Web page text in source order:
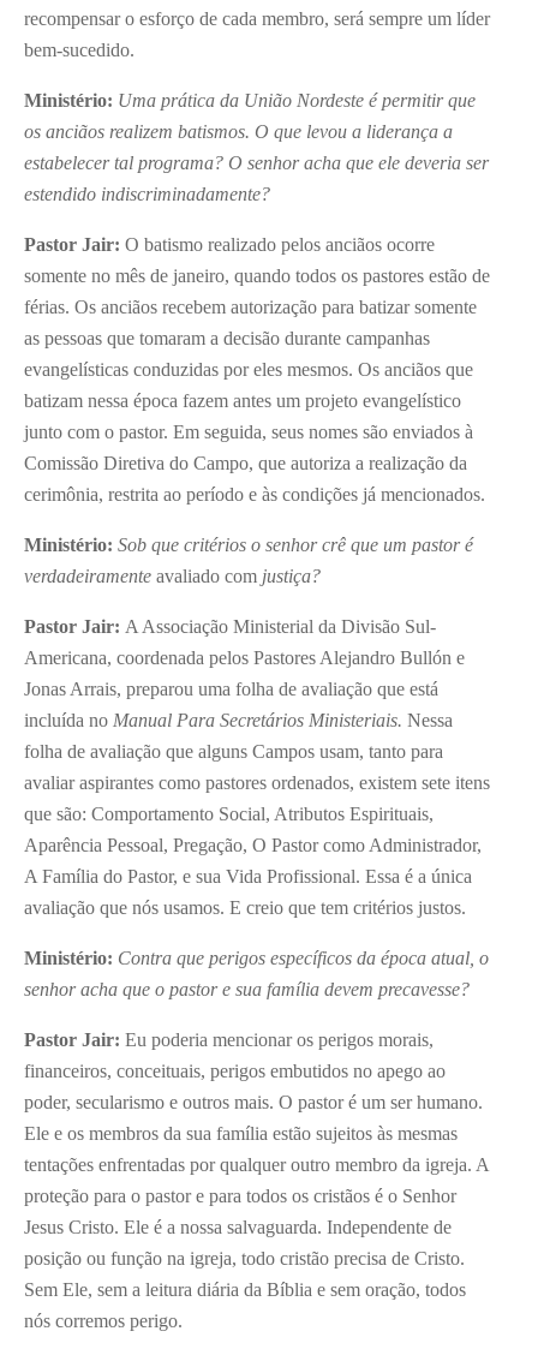
recompensar o esforço de cada membro, será sempre um líder
bem-sucedido.
Ministério: Uma prática da União Nordeste é permitir que
os anciãos realizem batismos. O que levou a liderança a
estabelecer tal programa? O senhor acha que ele deveria ser
estendido indiscriminadamente?
Pastor Jair: O batismo realizado pelos anciãos ocorre
somente no mês de janeiro, quando todos os pastores estão de
férias. Os anciãos recebem autorização para batizar somente
as pessoas que tomaram a decisão durante campanhas
evangelísticas conduzidas por eles mesmos. Os anciãos que
batizam nessa época fazem antes um projeto evangelístico
junto com o pastor. Em seguida, seus nomes são enviados à
Comissão Diretiva do Campo, que autoriza a realização da
cerimônia, restrita ao período e às condições já mencionados.
Ministério: Sob que critérios o senhor crê que um pastor é
verdadeiramente avaliado com justiça?
Pastor Jair: A Associação Ministerial da Divisão Sul-
Americana, coordenada pelos Pastores Alejandro Bullón e
Jonas Arrais, preparou uma folha de avaliação que está
incluída no Manual Para Secretários Ministeriais. Nessa
folha de avaliação que alguns Campos usam, tanto para
avaliar aspirantes como pastores ordenados, existem sete itens
que são: Comportamento Social, Atributos Espirituais,
Aparência Pessoal, Pregação, O Pastor como Administrador,
A Família do Pastor, e sua Vida Profissional. Essa é a única
avaliação que nós usamos. E creio que tem critérios justos.
Ministério: Contra que perigos específicos da época atual, o
senhor acha que o pastor e sua família devem precavesse?
Pastor Jair: Eu poderia mencionar os perigos morais,
financeiros, conceituais, perigos embutidos no apego ao
poder, secularismo e outros mais. O pastor é um ser humano.
Ele e os membros da sua família estão sujeitos às mesmas
tentações enfrentadas por qualquer outro membro da igreja. A
proteção para o pastor e para todos os cristãos é o Senhor
Jesus Cristo. Ele é a nossa salvaguarda. Independente de
posição ou função na igreja, todo cristão precisa de Cristo.
Sem Ele, sem a leitura diária da Bíblia e sem oração, todos
nós corremos perigo.